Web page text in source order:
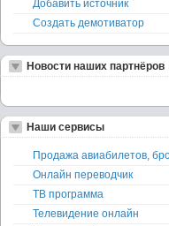
Добавить источник
Создать демотиватор
Новости наших партнёров
Наши сервисы
Продажа авиабилетов,
Онлайн переводчик
ТВ программа
Телевидение онлайн